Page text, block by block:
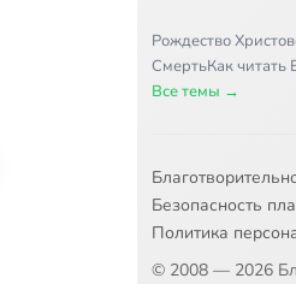
Рождество
СмертьКак
Все темы →
Безопасность
Политика
© 2008 — 2026